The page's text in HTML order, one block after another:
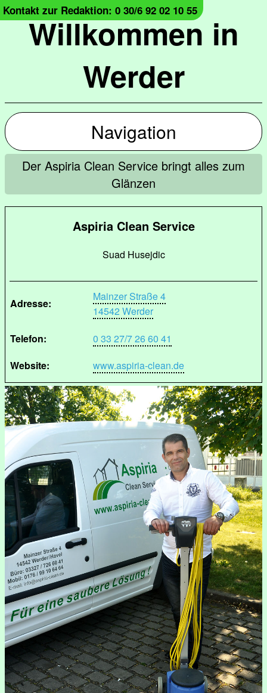
Willkommen in
Werder
Kontakt zur Redaktion: 0 30/6 92 02 10 55
Navigation
Der Aspiria Clean Service bringt alles zum
Glänzen
Aspiria Clean Service
Suad Husejdic
Adresse:
Mainzer Straße 4
14542 Werder
Telefon:
0 33 27/7 26 60 41
Website:
www.aspiria-clean.de